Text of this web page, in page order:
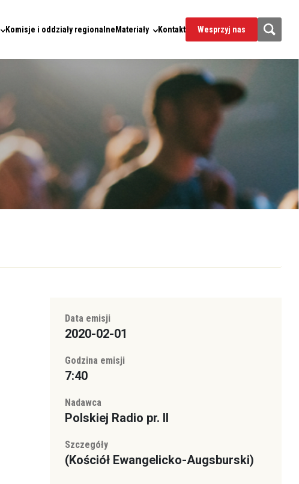
Komisje i oddziały regionalneMateriały Kontakt Wesprzyj nas
Data emisji
2020-02-01
Godzina emisji
7:40
Nadawca
Polskiej Radio pr. II
Szczegóły
(Kościół Ewangelicko-Augsburski)